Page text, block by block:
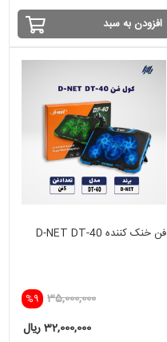
افزودن به سبد
فن خنک کننده D-NET DT-40
%9 35,000,000
32,000,000 ریال